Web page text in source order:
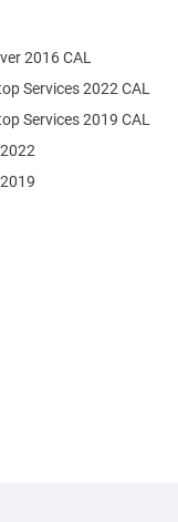
Services 2022 CAL
Services 2019 CAL
2016 CAL